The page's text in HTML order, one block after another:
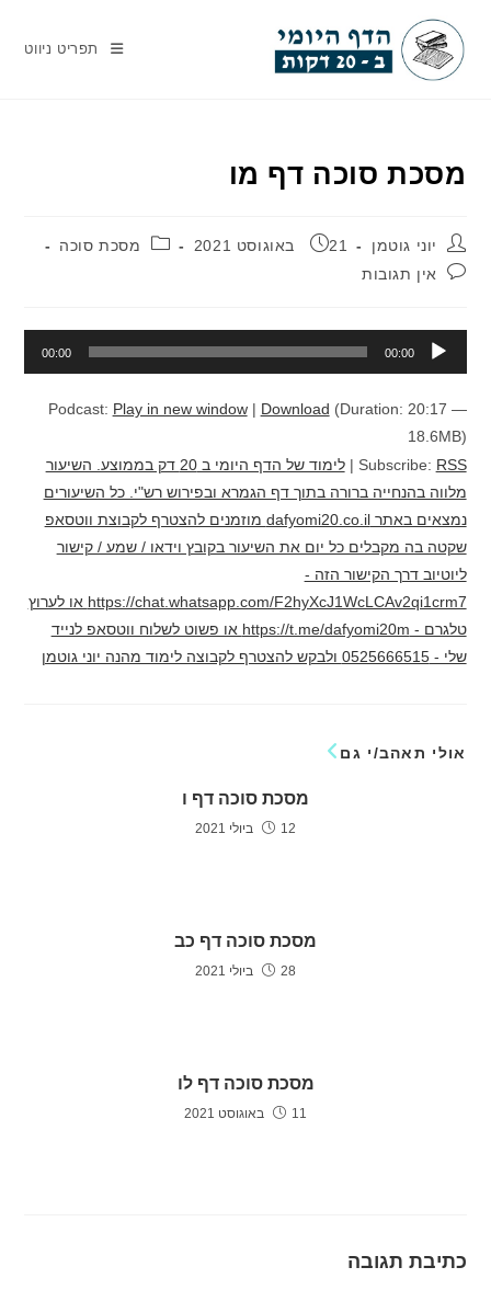
content
תפריט ניווט
מסכת סוכה דף מו
מחבר:יוני גוטמן פורסם:
21 באוגוסט 2021 קטגוריה:מסכת סוכה
תגובות:אין תגובות
00:00
00:00
Podcast: Play in new window| Download (Duration: 20:17 —
18.6MB)
Subscribe: RSS
|
לימוד של הדף היומי ב 20 דק בממוצע. השיעור
מלווה בהנחייה ברורה בתוך דף הגמרא ובפירוש רש"י. כל השיעורים
נמצאים באתר dafyomi20.co.il מוזמנים להצטרף לקבוצת ווטסאפ
שקטה בה מקבלים כל יום את השיעור בקובץ וידאו / שמע / קישור
ליוטיוב דרך הקישור הזה -
https://chat.whatsapp.com/F2hyXcJ1WcLCAv2qi1crm7 או לערוץ
טלגרם - https://t.me/dafyomi20m או פשוט לשלוח ווטסאפ לנייד
שלי - 0525666515 ולבקש להצטרף לקבוצה לימוד מהנה יוני גוטמן
אולי תאהב/י גם
מסכת סוכה דף ו
12 ביולי 2021
מסכת סוכה דף כב
28 ביולי 2021
מסכת סוכה דף לו
11 באוגוסט 2021
כתיבת תגובה